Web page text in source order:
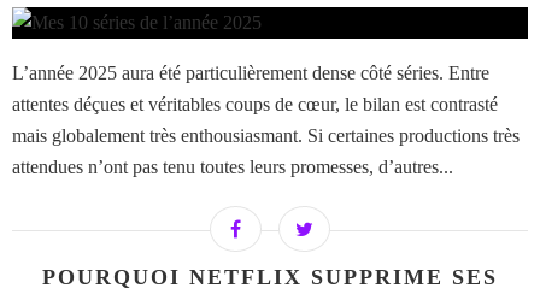
L’année 2025 aura été particulièrement dense côté séries. Entre
attentes déçues et véritables coups de cœur, le bilan est contrasté
mais globalement très enthousiasmant. Si certaines productions très
attendues n’ont pas tenu toutes leurs promesses, d’autres...
POURQUOI NETFLIX SUPPRIME SES